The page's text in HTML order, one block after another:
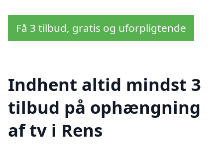
Få 3 tilbud, gratis og uforpligtende
Indhent altid mindst 3
tilbud på ophængning
af tv i Rens